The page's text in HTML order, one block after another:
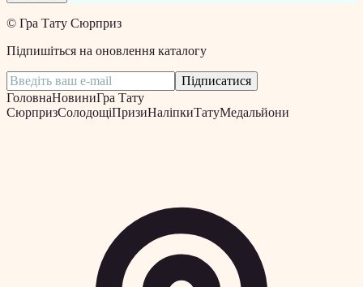
© Гра Тату Сюрприз
Підпишіться на оновлення каталогу
Підписатися
ГоловнаНовиниГра Тату
СюрпризСолодощіПризиНаліпкиТатуМедальйони